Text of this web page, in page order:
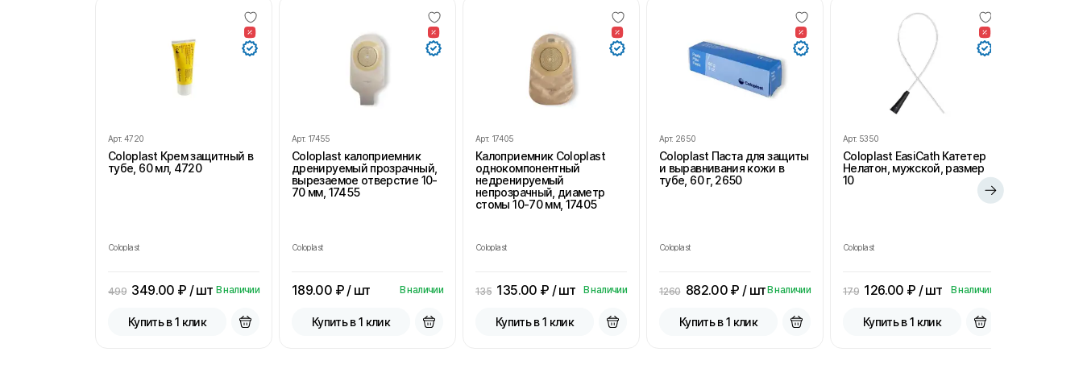
Арт. 4720
Coloplast Крем защитный в
тубе, 60 мл, 4720
Coloplast
499 349.00 ₽ / шт В наличии
Купить в 1 клик
Арт. 17455
Coloplast калоприемник
дренируемый прозрачный,
вырезаемое отверстие 10-
70 мм, 17455
Coloplast
189.00 ₽ / шт В наличии
Купить в 1 клик
Арт. 17405
Калоприемник Coloplast
однокомпонентный
недренируемый
непрозрачный, диаметр
стомы 10-70 мм, 17405
Coloplast
135 135.00 ₽ / шт В наличии
Купить в 1 клик
Арт. 2650
Coloplast Паста для защиты
и выравнивания кожи в
тубе, 60 г, 2650
Coloplast
1260 882.00₽ / штВ наличии
Купить в 1 клик
Арт. 5350
Coloplast EasiCath Катетер
Нелатон, мужской, размер
10
Coloplast
179 126.00 ₽ / шт В наличии
Купить в 1 клик